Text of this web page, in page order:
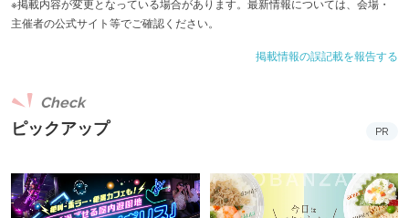
主催者の公式サイト等でご確認ください。
掲載情報の誤記載を報告する
ピックアップ
Check
PR